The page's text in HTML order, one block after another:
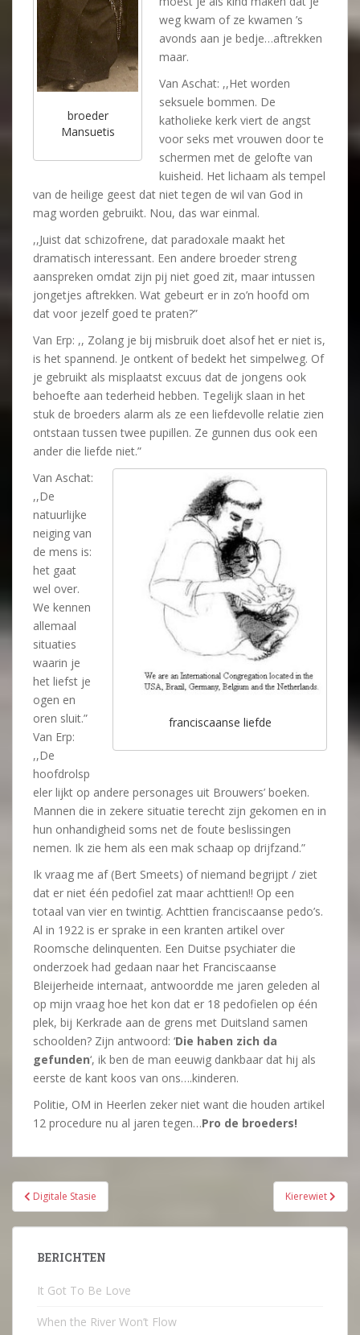
broeder
Mansuetis
weg kwam of ze kwamen ’s
avonds aan je bedje…aftrekken
maar.
Van Aschat: ,,Het worden
seksuele bommen. De
katholieke kerk viert de angst
voor seks met vrouwen door te
schermen met de gelofte van
kuisheid. Het lichaam als tempel
van de heilige geest dat niet tegen de wil van God in
mag worden gebruikt. Nou, das war einmal.
,,Juist dat schizofrene, dat paradoxale maakt het
dramatisch interessant. Een andere broeder streng
aanspreken omdat zijn pij niet goed zit, maar intussen
jongetjes aftrekken. Wat gebeurt er in zo’n hoofd om
dat voor jezelf goed te praten?”
Van Erp: ,, Zolang je bij misbruik doet alsof het er niet is,
is het spannend. Je ontkent of bedekt het simpelweg. Of
je gebruikt als misplaatst excuus dat de jongens ook
behoefte aan tederheid hebben. Tegelijk slaan in het
stuk de broeders alarm als ze een liefdevolle relatie zien
ontstaan tussen twee pupillen. Ze gunnen dus ook een
ander die liefde niet.”
franciscaanse liefde
Van Aschat:
,,De
natuurlijke
neiging van
de mens is:
het gaat
wel over.
We kennen
allemaal
situaties
waarin je
het liefst je
ogen en
oren sluit.”
Van Erp:
,,De
hoofdrolsp
eler lijkt op andere personages uit Brouwers’ boeken.
Mannen die in zekere situatie terecht zijn gekomen en in
hun onhandigheid soms net de foute beslissingen
nemen. Ik zie hem als een mak schaap op drijfzand.”
Ik vraag me af (Bert Smeets) of niemand begrijpt / ziet
dat er niet één pedofiel zat maar achttien!! Op een
totaal van vier en twintig. Achttien franciscaanse pedo’s.
Al in 1922 is er sprake in een kranten artikel over
Roomsche delinquenten. Een Duitse psychiater die
onderzoek had gedaan naar het Franciscaanse
Bleijerheide internaat, antwoordde me jaren geleden al
op mijn vraag hoe het kon dat er 18 pedofielen op één
plek, bij Kerkrade aan de grens met Duitsland samen
schoolden? Zijn antwoord: ‘Die haben zich da
gefunden‘, ik ben de man eeuwig dankbaar dat hij als
eerste de kant koos van ons….kinderen.
Politie, OM in Heerlen zeker niet want die houden artikel
12 procedure nu al jaren tegen…Pro de broeders!
Bericht
navigatie
Digitale Stasie Kierewiet
BERICHTEN
It Got To Be Love
When the River Won’t Flow